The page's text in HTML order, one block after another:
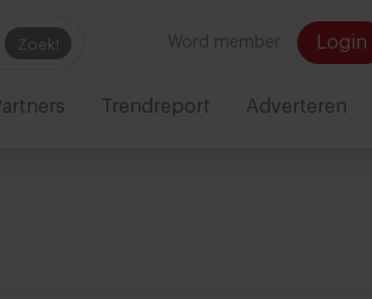
Zoek! Word member Login
Trendreport Adverteren